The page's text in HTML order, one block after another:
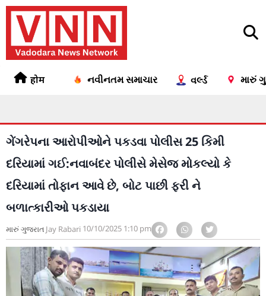
होम નવીનતમ સમાચાર વર્લ્ડ મારું
ગેંગરેપના આરોપીઓને પકડવા પોલીસ 25 કિમી
દરિયામાં ગઈ:નવાબંદર પોલીસે મેસેજ મોકલ્યો કે
દરિયામાં તોફાન આવે છે, બોટ પાછી ફરી ને
બળાત્કારીઓ પકડાયા
મારું ગુજરાત Jay Rabari 10/10/2025 1:10 pm